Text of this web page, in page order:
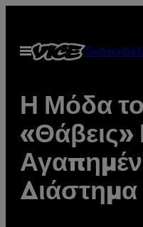
περιεχόμενο
Ανοίξτε
το
Subscribe
Η Μόδα
«Θάβεις»
Διάστημα